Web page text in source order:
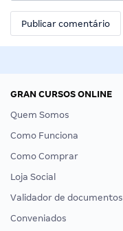
GRAN CURSOS ONLINE
Quem Somos
Como Funciona
Como Comprar
Loja Social
Validador de documentos
Conveniados